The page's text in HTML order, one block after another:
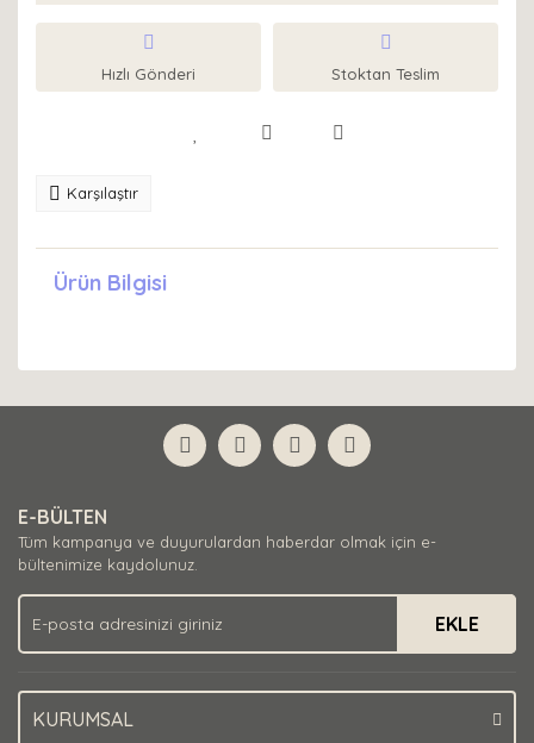
Hızlı Gönderi Stoktan Teslim
Karşılaştır
Ürün Bilgisi
E-BÜLTEN
Tüm kampanya ve duyurulardan haberdar olmak için e-
bültenimize kaydolunuz.
EKLE
KURUMSAL